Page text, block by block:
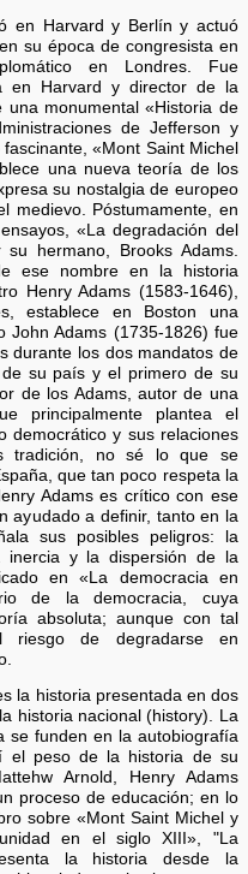
en Harvard y Berlín y actuó
su época de congresista en
en Londres. Fue
en Harvard y director de la
una monumental «Historia de
de Jefferson y
«Mont Saint Michel
una nueva teoría de los
su nostalgia de europeo
medievo. Póstumamente, en
«La degradación del
hermano, Brooks Adams.
ese nombre en la historia
Henry Adams (1583-1646),
establece en Boston una
John Adams (1735-1826) fue
durante los dos mandatos de
su país y el primero de su
de los Adams, autor de una
principalmente plantea el
democrático y sus relaciones
tradición, no sé lo que se
que tan poco respeta la
Adams es crítico con ese
ayudado a definir, tanto en la
sus posibles peligros: la
y la dispersión de la
en «La democracia en
de la democracia, cuya
absoluta; aunque con tal
riesgo de degradarse en
la historia presentada en dos
historia nacional (history). La
se funden en la autobiografía
el peso de la historia de su
Arnold, Henry Adams
proceso de educación; en lo
sobre «Mont Saint Michel y
en el siglo XIII», "La
la historia desde la